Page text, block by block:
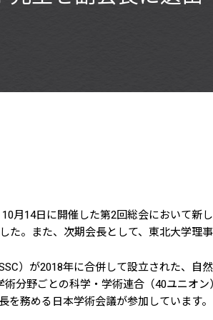
月14日に開催した第2回総会において
た。また、次期会長として、東北大学理
）が2018年に合併して設立された、
分野ごとの科学・学術連合（40ユニオ
務める日本学術会議が参加しています。